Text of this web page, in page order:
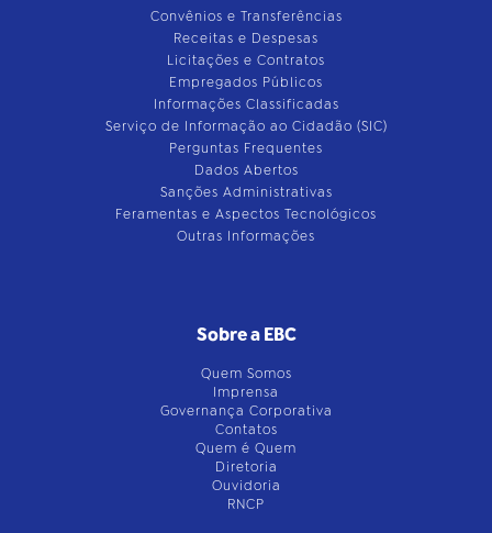
Convênios e Transferências
Receitas e Despesas
Licitações e Contratos
Empregados Públicos
Informações Classificadas
Serviço de Informação ao Cidadão (SIC)
Perguntas Frequentes
Dados Abertos
Sanções Administrativas
Feramentas e Aspectos Tecnológicos
Outras Informações
Sobre a EBC
Quem Somos
Imprensa
Governança Corporativa
Contatos
Quem é Quem
Diretoria
Ouvidoria
RNCP